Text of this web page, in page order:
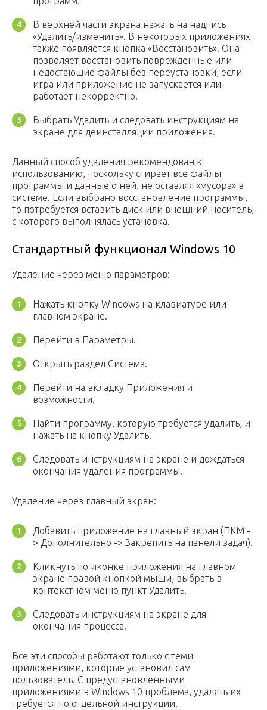
В верхней части экрана нажать на надпись
«Удалить/изменить». В некоторых приложениях
также появляется кнопка «Восстановить». Она
позволяет восстановить поврежденные или
недостающие файлы без переустановки, если
игра или приложение не запускается или
работает некорректно.
Выбрать Удалить и следовать инструкциям на
экране для деинсталляции приложения.
Данный способ удаления рекомендован к
использованию, поскольку стирает все файлы
программы и данные о ней, не оставляя «мусора» в
системе. Если выбрано восстановление программы,
то потребуется вставить диск или внешний носитель,
с которого выполнялась установка.
Стандартный функционал Windows 10
Удаление через меню параметров:
Нажать кнопку Windows на клавиатуре или
главном экране.
Перейти в Параметры.
Открыть раздел Система.
Перейти на вкладку Приложения и
возможности.
Найти программу, которую требуется удалить, и
нажать на кнопку Удалить.
Следовать инструкциям на экране и дождаться
окончания удаления программы.
Удаление через главный экран:
Добавить приложение на главный экран (ПКМ -
> Дополнительно -> Закрепить на панели задач).
Кликнуть по иконке приложения на главном
экране правой кнопкой мыши, выбрать в
контекстном меню пункт Удалить.
Следовать инструкциям на экране для
окончания процесса.
Все эти способы работают только с теми
приложениями, которые установил сам
пользователь. С предустановленными
приложениями в Windows 10 проблема, удалять их
требуется по отдельной инструкции.